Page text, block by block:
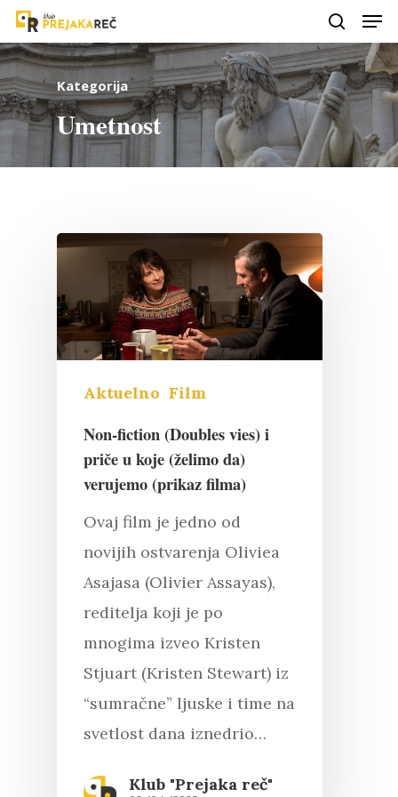
Kategorija
Umetnost
Aktuelno Film
Non-fiction (Doubles vies) i
priče u koje (želimo da)
verujemo (prikaz filma)
Ovaj film je jedno od
novijih ostvarenja Oliviea
Asajasa (Olivier Assayas),
reditelja koji je po
mnogima izveo Kristen
Stjuart (Kristen Stewart) iz
“sumračne” ljuske i time na
svetlost dana iznedrio…
Klub "Prejaka reč"